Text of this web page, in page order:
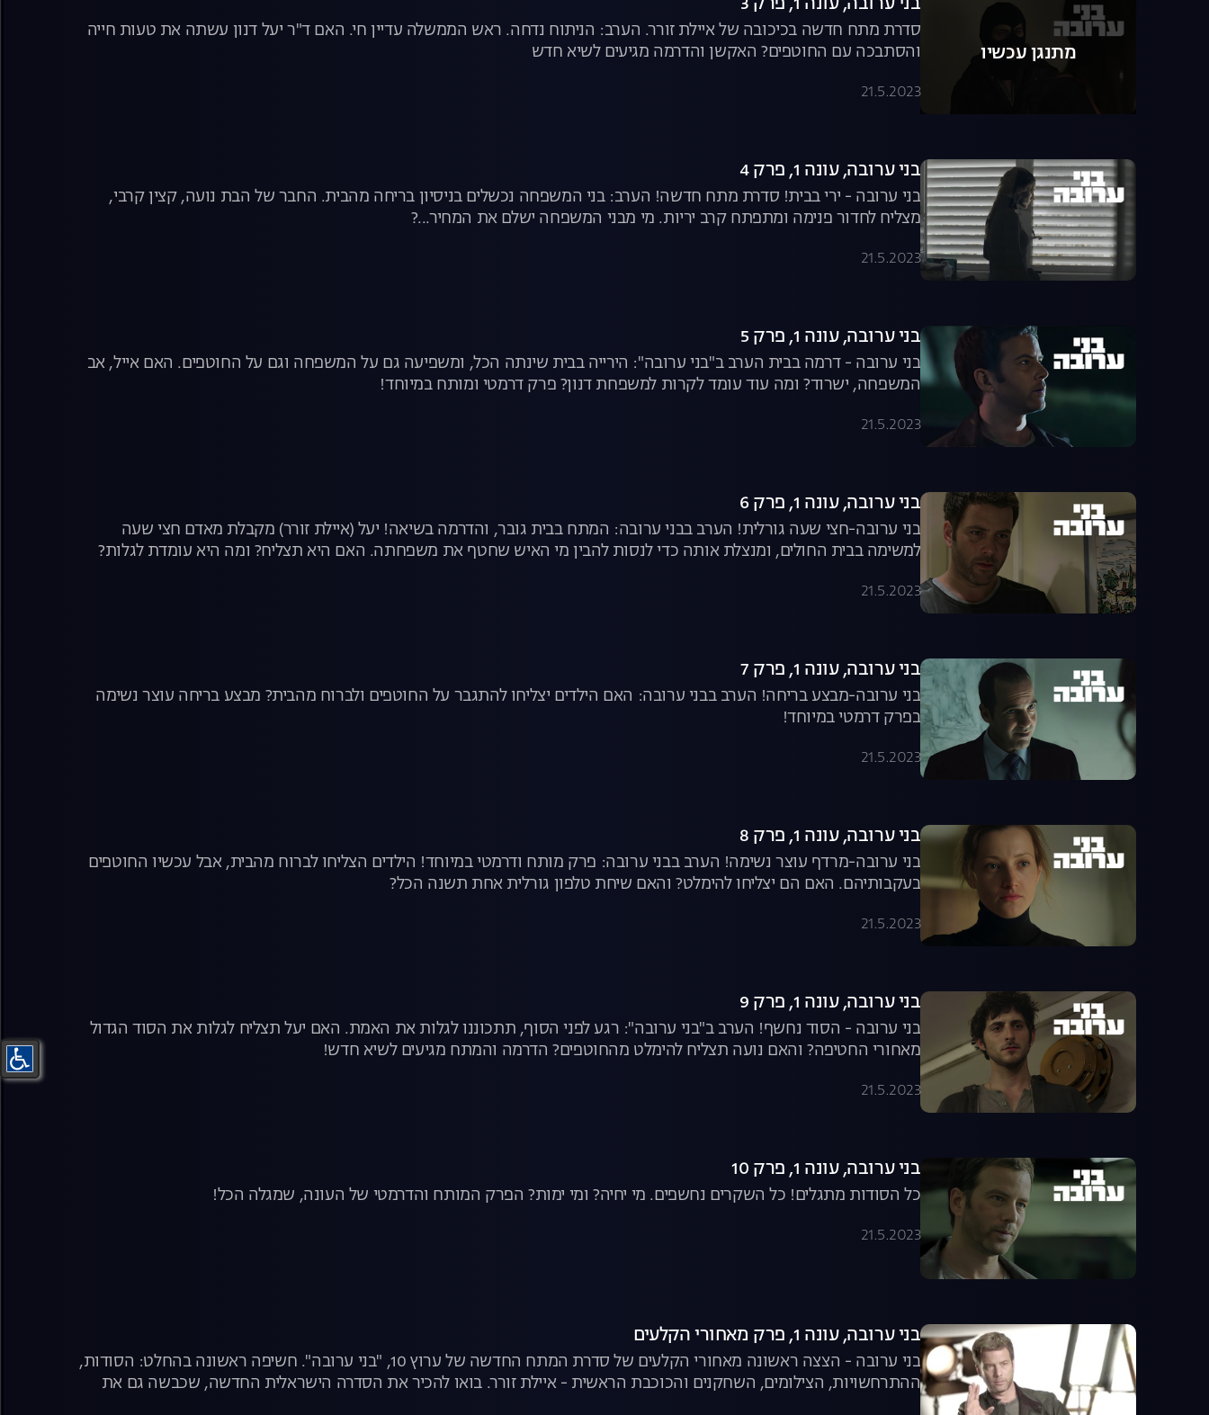
מתנגן עכשיו
סדרת מתח חדשה בכיכובה של איילת זורר. הערב: הניתוח נדחה. ראש הממשלה עדיין חי. האם ד"ר יעל דנון עשתה את טעות חייה
והסתבכה עם החוטפים? האקשן והדרמה מגיעים לשיא חדש
21.5.2023
בני ערובה, עונה 1, פרק 4
בני ערובה - ירי בבית! סדרת מתח חדשה! הערב: בני המשפחה נכשלים בניסיון בריחה מהבית. החבר של הבת נועה, קצין קרבי,
מצליח לחדור פנימה ומתפתח קרב יריות. מי מבני המשפחה ישלם את המחיר...?
21.5.2023
בני ערובה, עונה 1, פרק 5
בני ערובה - דרמה בבית הערב ב"בני ערובה": הירייה בבית שינתה הכל, ומשפיעה גם על המשפחה וגם על החוטפים. האם אייל, אב
המשפחה, ישרוד? ומה עוד עומד לקרות למשפחת דנון? פרק דרמטי ומותח במיוחד!
21.5.2023
בני ערובה, עונה 1, פרק 6
בני ערובה-חצי שעה גורלית! הערב בבני ערובה: המתח בבית גובר, והדרמה בשיאה! יעל (איילת זורר) מקבלת מאדם חצי שעה
למשימה בבית החולים, ומנצלת אותה כדי לנסות להבין מי האיש שחטף את משפחתה. האם היא תצליח? ומה היא עומדת לגלות?
21.5.2023
בני ערובה, עונה 1, פרק 7
בני ערובה-מבצע בריחה! הערב בבני ערובה: האם הילדים יצליחו להתגבר על החוטפים ולברוח מהבית? מבצע בריחה עוצר נשימה
בפרק דרמטי במיוחד!
21.5.2023
בני ערובה, עונה 1, פרק 8
בני ערובה-מרדף עוצר נשימה! הערב בבני ערובה: פרק מותח ודרמטי במיוחד! הילדים הצליחו לברוח מהבית, אבל עכשיו החוטפים
בעקבותיהם. האם הם יצליחו להימלט? והאם שיחת טלפון גורלית אחת תשנה הכל?
21.5.2023
בני ערובה, עונה 1, פרק 9
בני ערובה - הסוד נחשף! הערב ב"בני ערובה": רגע לפני הסוף, תתכוננו לגלות את האמת. האם יעל תצליח לגלות את הסוד הגדול
מאחורי החטיפה? והאם נועה תצליח להימלט מהחוטפים? הדרמה והמתח מגיעים לשיא חדש!
21.5.2023
בני ערובה, עונה 1, פרק 10
כל הסודות מתגלים! כל השקרים נחשפים. מי יחיה? ומי ימות? הפרק המותח והדרמטי של העונה, שמגלה הכל!
21.5.2023
בני ערובה, עונה 1, פרק מאחורי הקלעים
בני ערובה - הצצה ראשונה מאחורי הקלעים של סדרת המתח החדשה של ערוץ 10, "בני ערובה". חשיפה ראשונה בהחלט: הסודות,
ההתרחשויות, הצילומים, השחקנים והכוכבת הראשית - איילת זורר. בואו להכיר את הסדרה הישראלית החדשה, שכבשה גם את